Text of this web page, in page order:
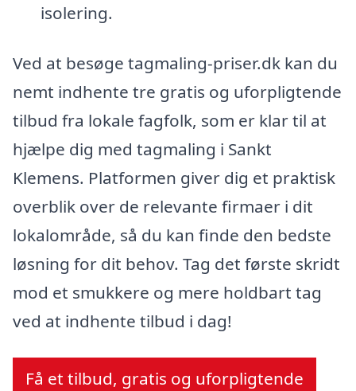
isolering.
Ved at besøge tagmaling-priser.dk kan du
nemt indhente tre gratis og uforpligtende
tilbud fra lokale fagfolk, som er klar til at
hjælpe dig med tagmaling i Sankt
Klemens. Platformen giver dig et praktisk
overblik over de relevante firmaer i dit
lokalområde, så du kan finde den bedste
løsning for dit behov. Tag det første skridt
mod et smukkere og mere holdbart tag
ved at indhente tilbud i dag!
Få et tilbud, gratis og uforpligtende